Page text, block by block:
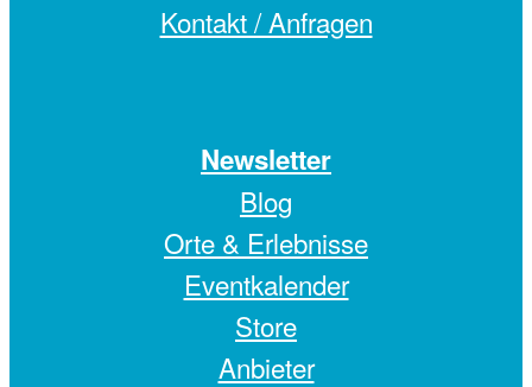
Kontakt / Anfragen
Newsletter
Blog
Orte & Erlebnisse
Eventkalender
Store
Anbieter